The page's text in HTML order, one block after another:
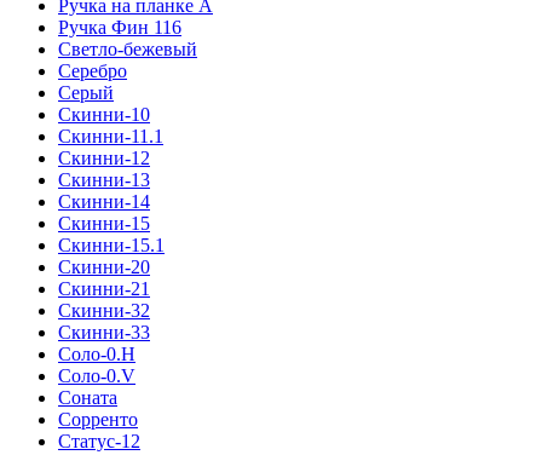
Ручка на планке А
Ручка Фин 116
Светло-бежевый
Серебро
Серый
Скинни-10
Скинни-11.1
Скинни-12
Скинни-13
Скинни-14
Скинни-15
Скинни-15.1
Скинни-20
Скинни-21
Скинни-32
Скинни-33
Соло-0.H
Соло-0.V
Соната
Сорренто
Статус-12